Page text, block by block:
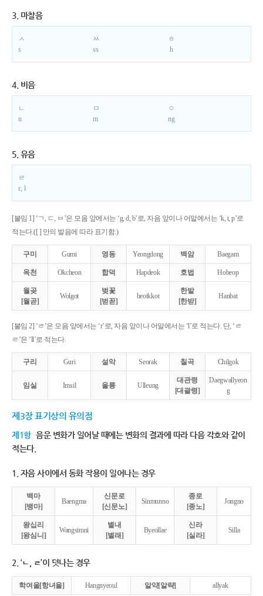
3. 마찰음
ㅅ
s
ㅆ
ss
ㅎ
h
4. 비음
ㄴ
n
ㅁ
m
ㅇ
ng
5. 유음
ㄹ
r, l
[붙임 1] ‘ㄱ, ㄷ, ㅂ’은 모음 앞에서는 ‘g, d, b’로, 자음 앞이나 어말에서는 ‘k, t, p’로
적는다.([ ] 안의 발음에 따라 표기함.)
구미 Gumi 영동 Yeongdong 백암 Baegam
옥천 Okcheon 합덕 Hapdeok 호법 Hobeop
월곶
[월곧]
Wolgot
벚꽃
[벋꼳]
beotkkot
한밭
[한받]
Hanbat
[붙임 2] ‘ㄹ’은 모음 앞에서는 ‘r’로, 자음 앞이나 어말에서는 ‘l’로 적는다. 단, ‘ㄹ
ㄹ’은 ‘ll’로 적는다.
구리 Guri 설악 Seorak 칠곡 Chilgok
임실 Imsil 울릉 Ulleung
대관령
[대괄령]
Daegwallyeon
g
제3장 표기상의 유의점
제1항 음운 변화가 일어날 때에는 변화의 결과에 따라 다음 각호와 같이
적는다.
1. 자음 사이에서 동화 작용이 일어나는 경우
백마
[뱅마]
Baengma
신문로
[신문노]
Sinmunno
종로
[종노]
Jongno
왕십리
[왕심니]
Wangsimni
별내
[별래]
Byeollae
신라
[실라]
Silla
2. ‘ㄴ, ㄹ’이 덧나는 경우
학여울[항녀울] Hangnyeoul 알약[알략] allyak